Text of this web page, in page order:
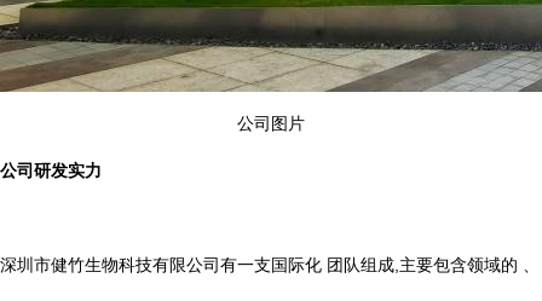
公司图片
公司研发实力
深圳市健竹生物科技有限公司有一支国际化 团队组成,主要包含领域的 、